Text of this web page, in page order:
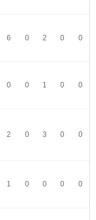
6 0 2 0 0
0 0 1 0 0
2 0 3 0 0
1 0 0 0 0